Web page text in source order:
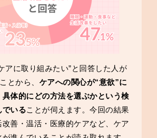
アに取り組みたい”と回答した人が
とから、 ケアへの関心が“意欲”に
具体的にどの方法を選ぶかという検
でいることが伺えます。今回の結果
善・温活・医療的ケアなど、ケア